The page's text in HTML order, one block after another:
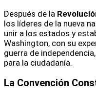
Después de la
los líderes de la nueva
unir a los estados y
Washington, con su
guerra de
para la ciudadanía.
La Convención